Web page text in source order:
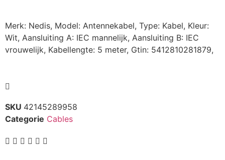
Merk: Nedis, Model: Antennekabel, Type: Kabel, Kleur:
Wit, Aansluiting A: IEC mannelijk, Aansluiting B: IEC
vrouwelijk, Kabellengte: 5 meter, Gtin: 5412810281879,
SKU 42145289958
Categorie Cables